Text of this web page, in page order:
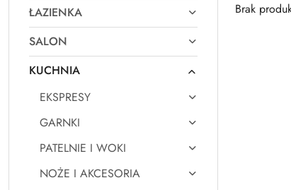
ŁAZIENKA
SALON
KUCHNIA
EKSPRESY
GARNKI
PATELNIE I WOKI
NOŻE I AKCESORIA
Brak